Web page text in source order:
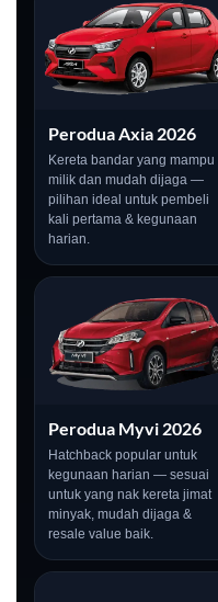
Perodua Axia 2026
Kereta bandar yang mampu
milik dan mudah dijaga —
pilihan ideal untuk pembeli
kali pertama & kegunaan
harian.
Perodua Myvi 2026
Hatchback popular untuk
kegunaan harian — sesuai
untuk yang nak kereta jimat
minyak, mudah dijaga &
resale value baik.